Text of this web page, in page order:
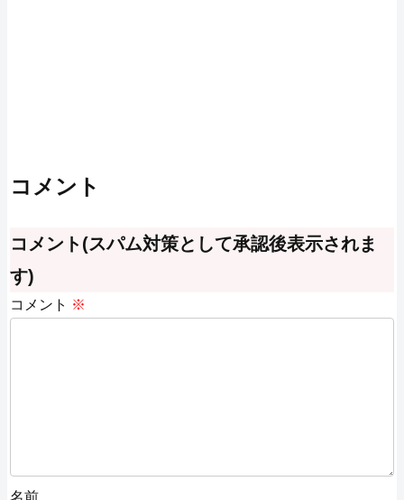
コメント
コメント(スパム対策として承認後表示されま
す)
コメント ※